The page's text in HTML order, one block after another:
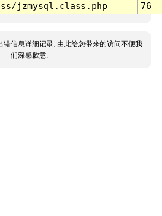
jzmysql.class.php 76
错信息详细记录, 由此给您带来的访问不便我
们深感歉意.